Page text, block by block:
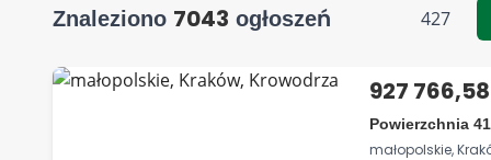
Znaleziono 7043 ogłoszeń 427
927 766,58
Powierzchnia
małopolskie,